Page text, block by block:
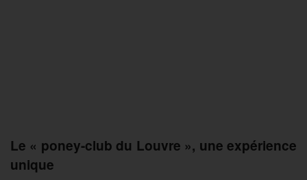
Le « poney-club du Louvre », une expérience
unique